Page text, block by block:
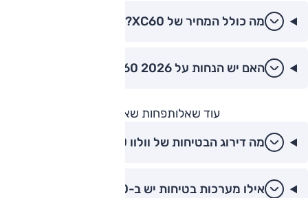
מה כולל המחיר של XC60?
האם יש הנחות על XC60 2026?
עוד שאלותפחות שאלות
מה דירוג הבטיחות של וולוו XC60?
אילו מערכות בטיחות יש ב-XC60?